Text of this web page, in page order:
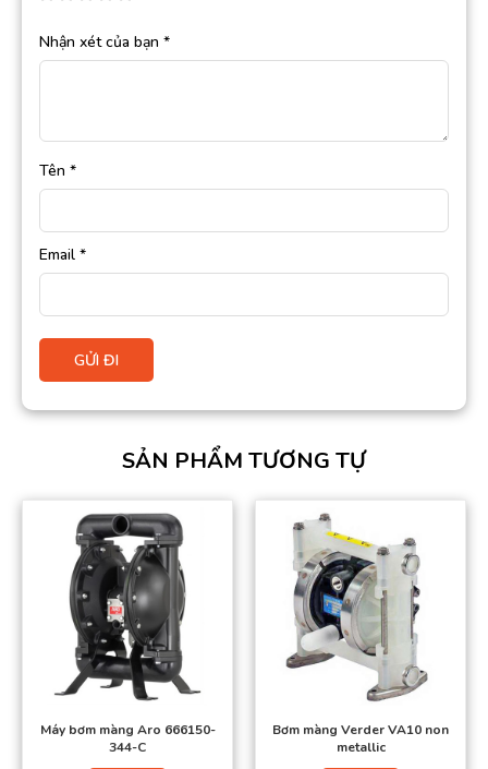
Nhận xét của bạn *
Tên *
Email *
SẢN PHẨM TƯƠNG TỰ
Máy bơm màng Aro 666150-
344-C
Bơm màng Verder VA10 non
metallic